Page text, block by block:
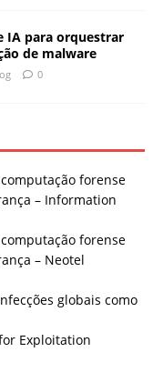
IA para orquestrar
de malware
0
forense
– Information
forense
– Neotel
globais como
Exploitation